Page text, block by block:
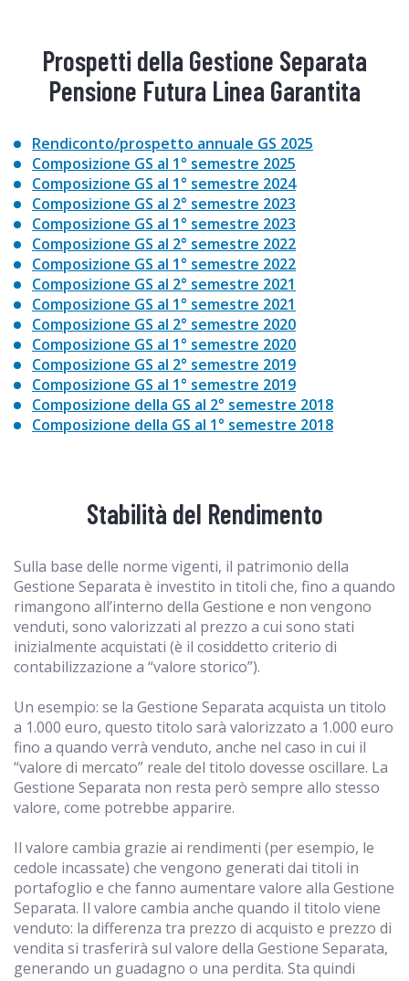
Prospetti della Gestione Separata
Pensione Futura Linea Garantita
Rendiconto/prospetto annuale GS 2025
Composizione GS al 1° semestre 2025
Composizione GS al 1° semestre 2024
Composizione GS al 2° semestre 2023
Composizione GS al 1° semestre 2023
Composizione GS al 2° semestre 2022
Composizione GS al 1° semestre 2022
Composizione GS al 2° semestre 2021
Composizione GS al 1° semestre 2021
Composizione GS al 2° semestre 2020
Composizione GS al 1° semestre 2020
Composizione GS al 2° semestre 2019
Composizione GS al 1° semestre 2019
Composizione della GS al 2° semestre 2018
Composizione della GS al 1° semestre 2018
Stabilità del Rendimento
Sulla base delle norme vigenti, il patrimonio della
Gestione Separata è investito in titoli che, fino a quando
rimangono all’interno della Gestione e non vengono
venduti, sono valorizzati al prezzo a cui sono stati
inizialmente acquistati (è il cosiddetto criterio di
contabilizzazione a “valore storico”).
Un esempio: se la Gestione Separata acquista un titolo
a 1.000 euro, questo titolo sarà valorizzato a 1.000 euro
fino a quando verrà venduto, anche nel caso in cui il
“valore di mercato” reale del titolo dovesse oscillare. La
Gestione Separata non resta però sempre allo stesso
valore, come potrebbe apparire.
Il valore cambia grazie ai rendimenti (per esempio, le
cedole incassate) che vengono generati dai titoli in
portafoglio e che fanno aumentare valore alla Gestione
Separata. Il valore cambia anche quando il titolo viene
venduto: la differenza tra prezzo di acquisto e prezzo di
vendita si trasferirà sul valore della Gestione Separata,
generando un guadagno o una perdita. Sta quindi